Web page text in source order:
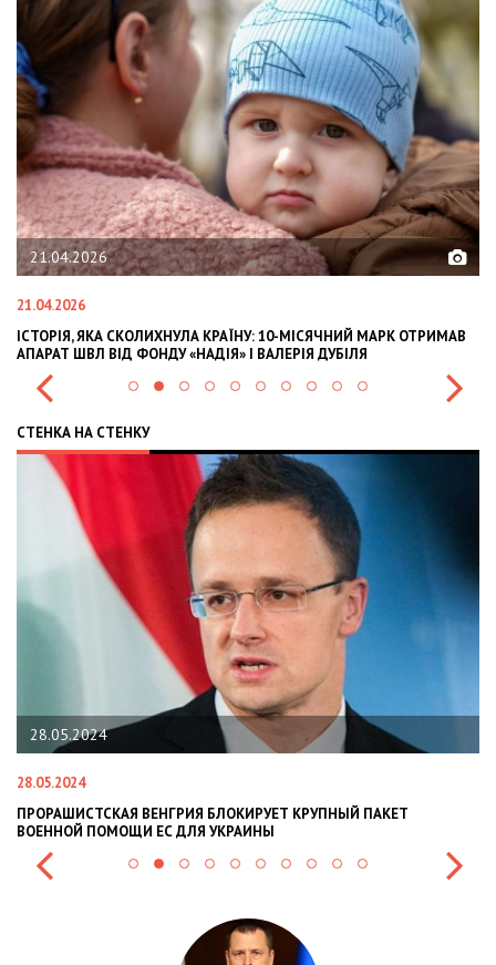
21.04.2026
21.04.2026
ІСТОРІЯ, ЯКА СКОЛИХНУЛА КРАЇНУ: 10-МІСЯЧНИЙ МАРК ОТРИМАВ
АПАРАТ ШВЛ ВІД ФОНДУ «НАДІЯ» І ВАЛЕРІЯ ДУБІЛЯ
СТЕНКА НА СТЕНКУ
28.05.2024
28.05.2024
ПРОРАШИСТСКАЯ ВЕНГРИЯ БЛОКИРУЕТ КРУПНЫЙ ПАКЕТ
ВОЕННОЙ ПОМОЩИ ЕС ДЛЯ УКРАИНЫ